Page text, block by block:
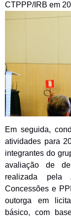
CTPPP/IRB em
Em seguida,
atividades para
integrantes do
avaliação de
realizada pela
Concessões e
outorga em
básico, com